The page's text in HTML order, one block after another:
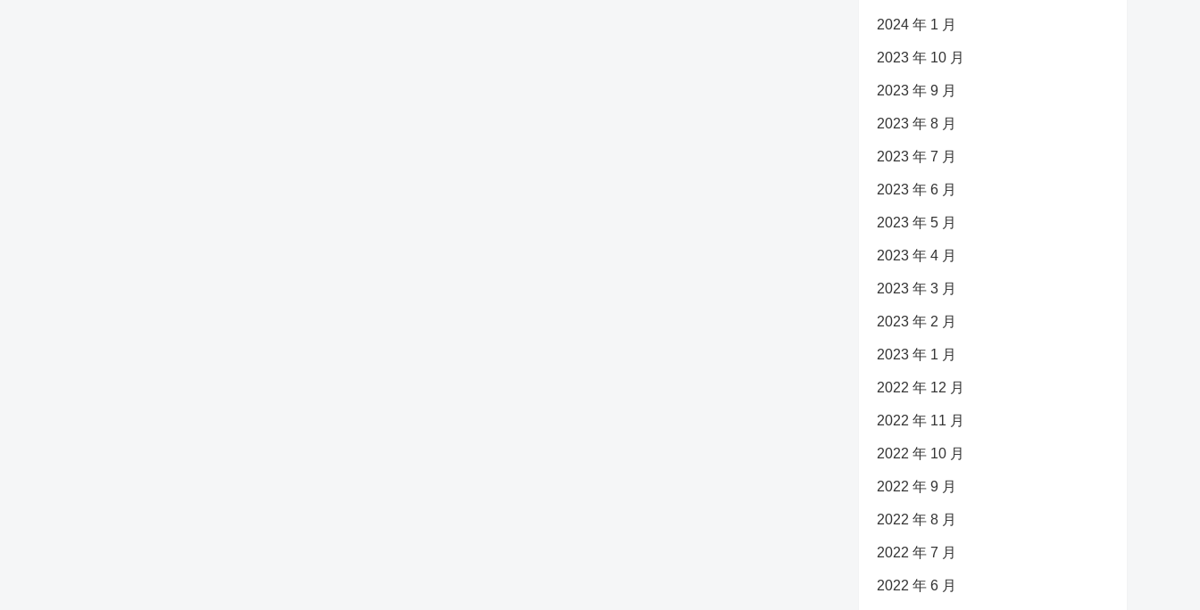
2024 年 1 月
2023 年 10 月
2023 年 9 月
2023 年 8 月
2023 年 7 月
2023 年 6 月
2023 年 5 月
2023 年 4 月
2023 年 3 月
2023 年 2 月
2023 年 1 月
2022 年 12 月
2022 年 11 月
2022 年 10 月
2022 年 9 月
2022 年 8 月
2022 年 7 月
2022 年 6 月